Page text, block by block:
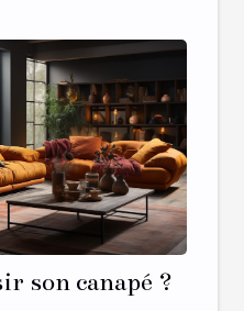
son canapé ?